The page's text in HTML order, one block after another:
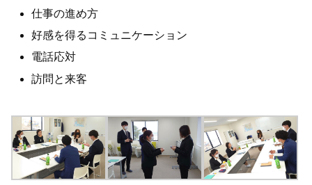
仕事の進め方
好感を得るコミュニケーション
電話応対
訪問と来客